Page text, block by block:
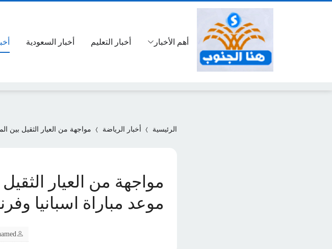
أهم الأخبار أخبار التعليم أخبار السعودية
الرئيسية أخبار الرياضة مواجهة من العيار الثقيل بين
مواجهة من العيار
موعد مباراة اسبانيا